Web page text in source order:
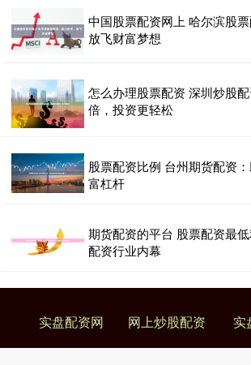
中国股票配资网上 哈尔滨股
放飞财富梦想
怎么办理股票配资 深圳炒股
倍，投资更轻松
股票配资比例 台州期货配资
富杠杆
期货配资的平台 股票配资最
配资行业内幕
实盘配资网 网上炒股配资 实